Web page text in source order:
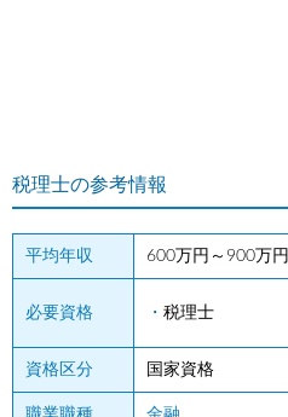
税理士の参考情報
平均年収 600万円～900万円
必要資格 税理士
資格区分 国家資格